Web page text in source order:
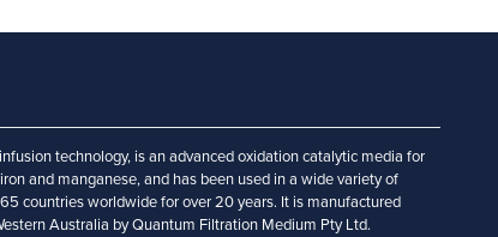
technology, is an advanced oxidation catalytic media for
and manganese, and has been used in a wide variety of
countries worldwide for over 20 years. It is manufactured
Australia by Quantum Filtration Medium Pty Ltd.